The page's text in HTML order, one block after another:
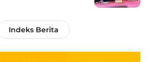
Indeks Berita